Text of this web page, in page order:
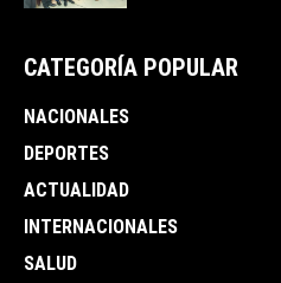
CATEGORÍA POPULAR
NACIONALES
DEPORTES
ACTUALIDAD
INTERNACIONALES
SALUD